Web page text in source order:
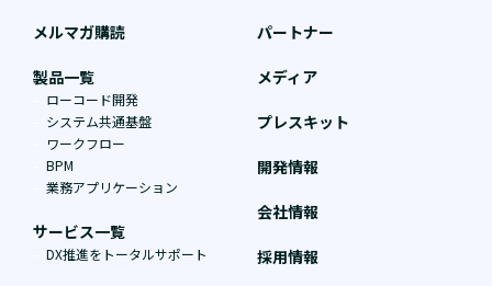
メルマガ購読
製品一覧
ローコード開発
システム共通基盤
ワークフロー
BPM
業務アプリケーション
サービス一覧
DX推進をトータルサポート
パートナー
メディア
プレスキット
開発情報
会社情報
採用情報